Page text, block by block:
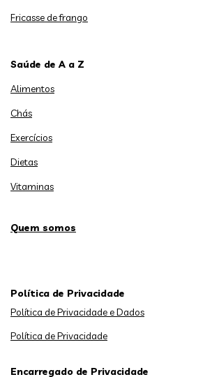
Fricasse de frango
Saúde de A a Z
Alimentos
Chás
Exercícios
Dietas
Vitaminas
Quem somos
Política de Privacidade
Política de Privacidade e Dados
Política de Privacidade
Encarregado de Privacidade